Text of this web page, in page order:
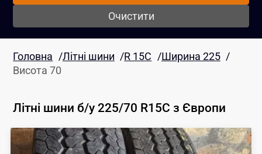
Очистити
Головна /Літні шини /R 15C /Ширина 225 /
Висота 70
Літні шини б/у 225/70 R15C з Європи